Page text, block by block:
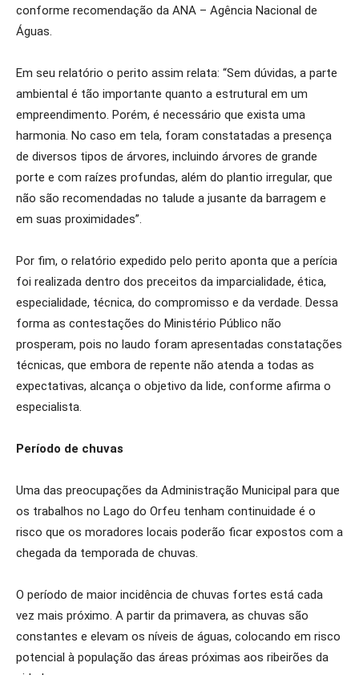
conforme recomendação da ANA – Agência Nacional de
Águas.
Em seu relatório o perito assim relata: “Sem dúvidas, a parte
ambiental é tão importante quanto a estrutural em um
empreendimento. Porém, é necessário que exista uma
harmonia. No caso em tela, foram constatadas a presença
de diversos tipos de árvores, incluindo árvores de grande
porte e com raízes profundas, além do plantio irregular, que
não são recomendadas no talude a jusante da barragem e
em suas proximidades”.
Por fim, o relatório expedido pelo perito aponta que a perícia
foi realizada dentro dos preceitos da imparcialidade, ética,
especialidade, técnica, do compromisso e da verdade. Dessa
forma as contestações do Ministério Público não
prosperam, pois no laudo foram apresentadas constatações
técnicas, que embora de repente não atenda a todas as
expectativas, alcança o objetivo da lide, conforme afirma o
especialista.
Período de chuvas
Uma das preocupações da Administração Municipal para que
os trabalhos no Lago do Orfeu tenham continuidade é o
risco que os moradores locais poderão ficar expostos com a
chegada da temporada de chuvas.
O período de maior incidência de chuvas fortes está cada
vez mais próximo. A partir da primavera, as chuvas são
constantes e elevam os níveis de águas, colocando em risco
potencial à população das áreas próximas aos ribeirões da